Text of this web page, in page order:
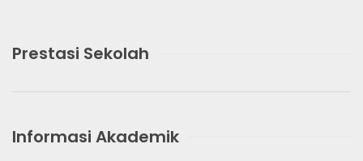
Prestasi Sekolah
Informasi Akademik